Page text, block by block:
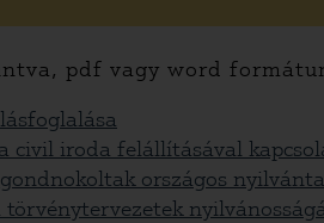
pdf vagy word
civil iroda felállításával
országos